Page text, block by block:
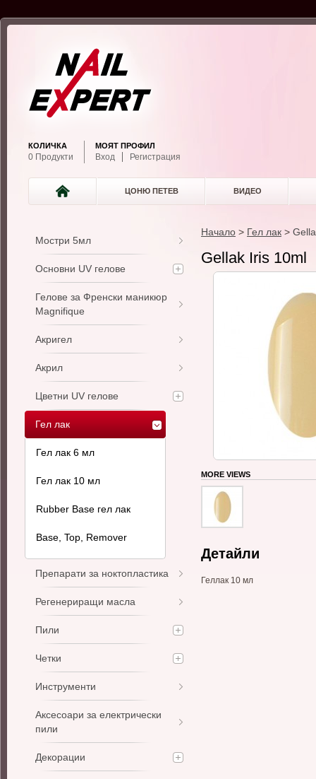
КОЛИЧКА
0 Продукти
МОЯТ ПРОФИЛ
Вход Регистрация
ЦОНЮ ПЕТЕВ ВИДЕО
Начало > Гел лак >
Gellak Iris 10ml
MORE VIEWS
Детайли
Геллак 10 мл
Мостри 5мл
Основни UV гелове
Гелове за Френски маникюр
Magnifique
Акригел
Акрил
Цветни UV гелове
Гел лак
Гел лак 6 мл
Гел лак 10 мл
Rubber Base гел лак
Base, Top, Remover
Препарати за ноктопластика
Регенериращи масла
Пили
Четки
Инструменти
Аксесоари за електрически
пили
Декорации